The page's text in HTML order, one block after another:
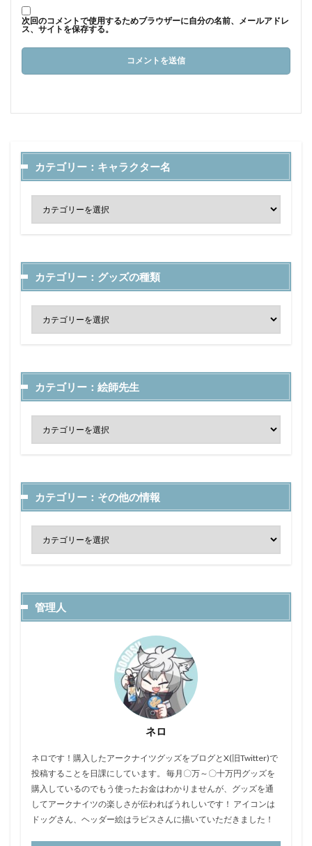
次回のコメントで使用するためブラウザーに自分の名前、メールアドレ
ス、サイトを保存する。
カテゴリー：キャラクター名
カテゴリー：グッズの種類
カテゴリー：絵師先生
カテゴリー：その他の情報
管理人
ネロ
ネロです！購入したアークナイツグッズをブログとX(旧Twitter)で
投稿することを日課にしています。 毎月〇万～〇十万円グッズを
購入しているのでもう使ったお金はわかりませんが、グッズを通
してアークナイツの楽しさが伝わればうれしいです！ アイコンは
ドッグさん、ヘッダー絵はラピスさんに描いていただきました！